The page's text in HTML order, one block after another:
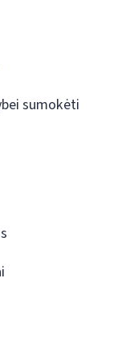
sumokėti